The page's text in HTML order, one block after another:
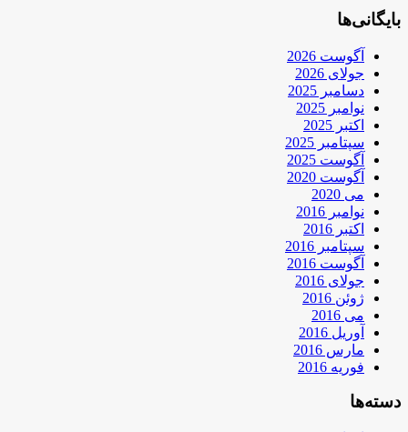
بایگانی‌ها
آگوست 2026
جولای 2026
دسامبر 2025
نوامبر 2025
اکتبر 2025
سپتامبر 2025
آگوست 2025
آگوست 2020
می 2020
نوامبر 2016
اکتبر 2016
سپتامبر 2016
آگوست 2016
جولای 2016
ژوئن 2016
می 2016
آوریل 2016
مارس 2016
فوریه 2016
دسته‌ها